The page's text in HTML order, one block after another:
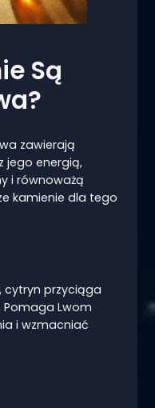
Są
zawierają
jego energią,
i równoważą
kamienie dla tego
cytryn przyciąga
Lwom
i wzmacniać